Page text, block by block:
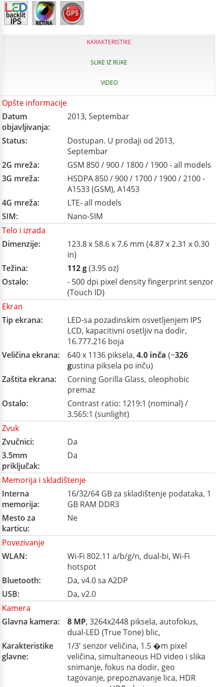
KARAKTERISTIKE
SLIKE IZ RUKE
VIDEO
Opšte informacije
Datum
objavljivanja:
2013, Septembar
Status:
Dostupan. U prodaji od 2013,
Septembar
2G mreža:
GSM 850 / 900 / 1800 / 1900 - all models
3G mreža:
HSDPA 850 / 900 / 1700 / 1900 / 2100 -
A1533 (GSM), A1453
4G mreža:
LTE- all models
SIM:
Nano-SIM
Telo i izrada
Dimenzije:
123.8 x 58.6 x 7.6 mm (4.87 x 2.31 x 0.30
in)
Težina:
112 g(3.95 oz)
Ostalo:
- 500 dpi pixel density fingerprint senzor
(Touch ID)
Ekran
Tip ekrana:
LED-sa pozadinskim osvetljenjem IPS
LCD, kapacitivni osetljiv na dodir,
16.777.216 boja
Veličina ekrana:
640 x 1136 piksela, 4.0 inča (~326
gustina piksela po inču)
Zaštita ekrana:
Corning Gorilla Glass, oleophobic
premaz
Ostalo:
Contrast ratio: 1219:1 (nominal) /
3.565:1 (sunlight)
Zvuk
Zvučnici:
Da
3.5mm
priključak:
Da
Memorija i skladištenje
Interna
memorija:
16/32/64 GB za skladištenje podataka, 1
GB RAM DDR3
Mesto za
karticu:
Ne
Povezivanje
WLAN:
Wi-Fi 802.11 a/b/g/n, dual-bi, Wi-Fi
hotspot
Bluetooth:
Da, v4.0 sa A2DP
USB:
Da, v2.0
Kamera
Glavna kamera:
8 MP, 3264x2448 piksela, autofokus,
dual-LED (True Tone) blic,
Karakteristike
glavne:
1/3' senzor veličina, 1.5 �m pixel
veličina, simultaneous HD video i slika
snimanje, fokus na dodir, geo
tagovanje, prepoznavanje lica, HDR